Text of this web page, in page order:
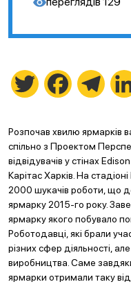
Twitter Facebook
Розпочав хвилю ярмарків
спільно з Проектом
відвідувачів у стінах
Карітас Харків. На
2000 шукачів роботи, що
ярмарку 2015-го року.
ярмарку якого побувало
Роботодавці, які брали
різних сфер діяльності,
виробництва. Саме
ярмарки отримали таку